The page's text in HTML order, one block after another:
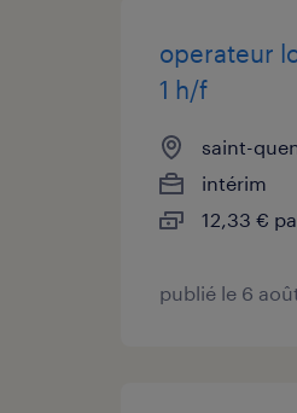
operateur
1 h/f
saint-
intérim
12,33 €
publié le 6